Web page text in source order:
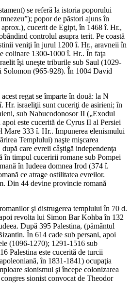
se referă la istoria poporului
popor de păstori ajuns în
cucerit de Egipt, în 1468 î. Hr.,
controlul asupra terit. Pe coastă
veniţi în jurul 1200 î. Hr., aravneii în
co­linare 1300-1000 î. Hr.. În faţa
îşi uneşte triburile sub Saul (1029-
Solomon (965-928). În 1004 David
regat se împarte în două: la N
Hr. israeliţii sunt cuceriţi de asirieni; în
sub Nabucodonosor II („Exodul
este cucerită de Cyrus II al Persiei
Mare 333 î. Hr.. Impunerea elenismului
Templului) naşte mişcarea
care evreii câştigă independenţa
în timpul cuceririi romane sub Pompei
în Iudeea domnea Irod (37­4 î.
ce atrage ostilitatea evreilor.
Din 44 devine provin­cie romană
şi distrugerea templului în 70 d.
revolta lui Simon Bar Kohba în 132
După 395 Palestina, (pământul
În 614 cade sub persani, apoi
(1096-1270); 1291-1516 sub
Palestina este cucerită de turcii
în 1831-1841) ocupaţia
sionismul şi începe colo­nizarea
sionist convocat de Theodor